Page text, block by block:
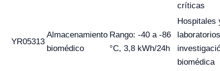
críticas
YR05313
Almacenamiento
biomédico
Rango: -40 a -86
°C, 3,8 kWh/24h
Hospitales
biomédica